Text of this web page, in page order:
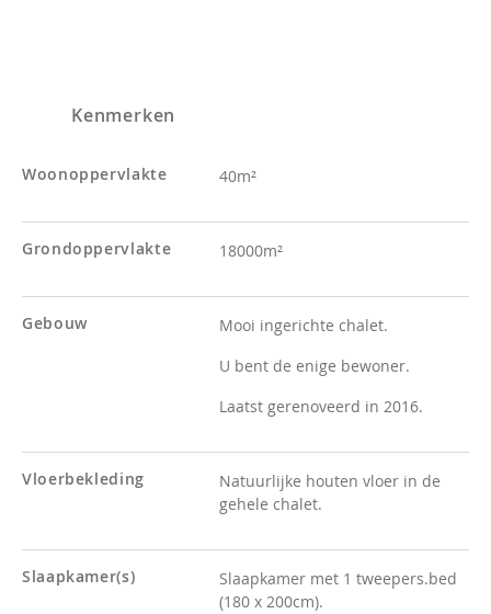
Kenmerken
Woonoppervlakte 40m²
Grondoppervlakte 18000m²
Gebouw
Mooi ingerichte chalet.
U bent de enige bewoner.
Laatst gerenoveerd in 2016.
Vloerbekleding
Natuurlijke houten vloer in de
gehele chalet.
Slaapkamer(s)
Slaapkamer met 1 tweepers.bed
(180 x 200cm).